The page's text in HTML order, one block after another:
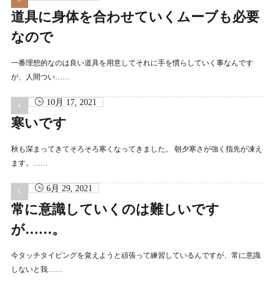
道具に身体を合わせていくムーブも必要
なので
一番理想的なのは良い道具を用意してそれに手を慣らしていく事なんです
が、人間つい……
10月 17, 2021
寒いです
秋も深まってきてそろそろ寒くなってきました。 朝夕寒さが強く指先が凍え
ます。……
6月 29, 2021
常に意識していくのは難しいです
が……。
今タッチタイピングを覚えようと頑張って練習しているんですが、常に意識
しないと我……